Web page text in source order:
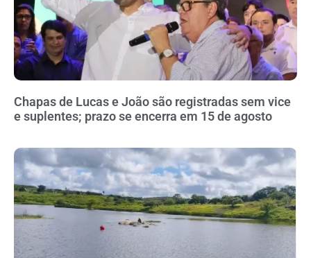
Chapas de Lucas e João são registradas sem vice
e suplentes; prazo se encerra em 15 de agosto